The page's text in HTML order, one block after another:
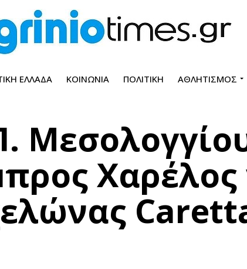
ΕΛΛΆΔΑ ΚΟΙΝΩΝΊΑ ΠΟΛΙΤΙΚΉ ΑΘΛΗΤΙΣΜΌΣ
Χαρέλος